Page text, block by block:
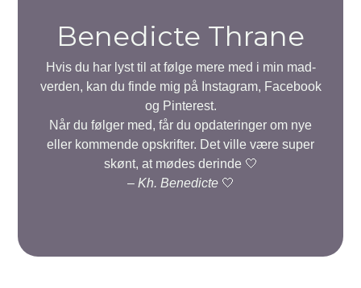
Benedicte Thrane
Hvis du har lyst til at følge mere med i min mad-
verden, kan du finde mig på Instagram, Facebook
og Pinterest.
Når du følger med, får du opdateringer om nye
eller kommende opskrifter. Det ville være super
skønt, at mødes derinde 🤍
– Kh. Benedicte🤍